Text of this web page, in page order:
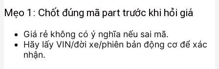
Mẹo 1: Chốt đúng mã part trước khi hỏi giá
Giá rẻ không có ý nghĩa nếu sai mã.
Hãy lấy VIN/đời xe/phiên bản động cơ để xác
nhận.